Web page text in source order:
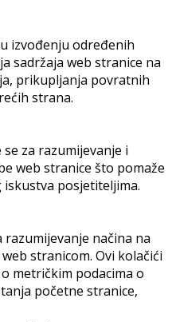
izvođenju određenih
sadržaja web stranice na
prikupljanja povratnih
strana.
za razumijevanje i
web stranice što pomaže
posjetiteljima.
načina na
stranicom. Ovi kolačići
metričkim podacima o
početne stranice,